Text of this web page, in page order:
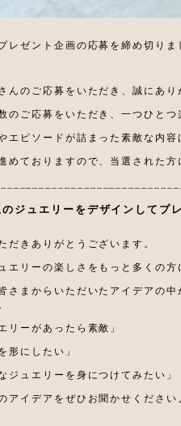
レゼント企画の応募を締め切りま
んのご応募をいただき、誠にあり
のご応募をいただき、一つひとつ
エピソードが詰まった素敵な内
めておりますので、当選された
ジュエリーをデザインしてプ
だきありがとうございます。
エリーの楽しさをもっと多くの
さまからいただいたアイデアの
リーがあったら素敵」
形にしたい」
ジュエリーを身につけてみたい」
アイデアをぜひお聞かせください